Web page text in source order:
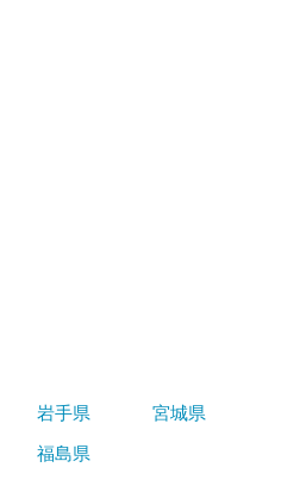
岩手県
宮城県
福島県